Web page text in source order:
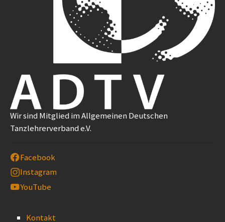
Wir sind Mitglied im Allgemeinen Deutschen
Tanzlehrerverband e.V.
Facebook
Instagram
YouTube
Kontakt